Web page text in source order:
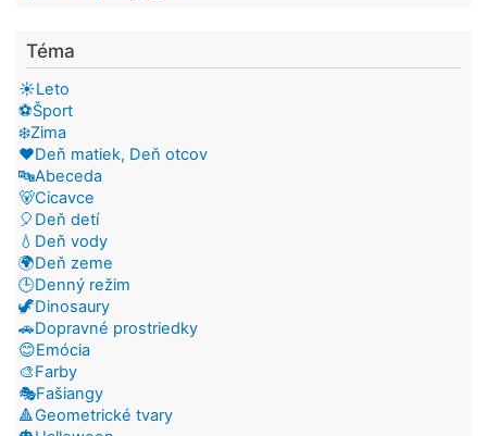
Téma
☀️Leto
⚽Šport
❄️Zima
❤️Deň matiek, Deň otcov
🔤Abeceda
🐻Cicavce
🎈Deň detí
💧Deň vody
🌍Deň zeme
🕒Denný režim
🦖Dinosaury
🚗Dopravné prostriedky
😊Emócia
🎨Farby
🎭Fašiangy
🔺Geometrické tvary